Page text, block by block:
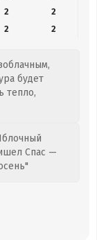
2
2
2 2
будет
тепло,
Спас —